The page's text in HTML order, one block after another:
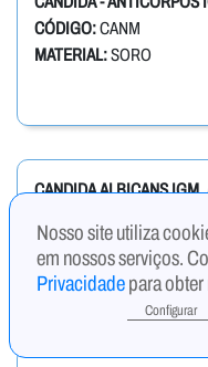
CÓDIGO:CANM
MATERIAL:SORO
CANDIDA ALBICANS
MATERIAL:SORO
Nosso site utiliza
em nossos serviços.
Privacidadepara
Configurar